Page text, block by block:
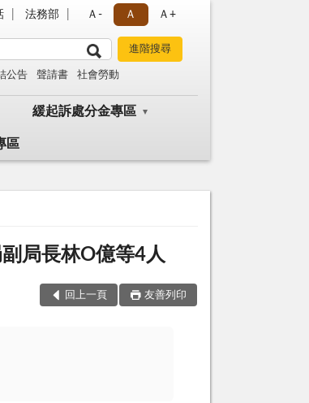
法務部 Ａ- Ａ Ａ+
公告 聲請書 社會勞動
緩起訴處分金專區
區
局長林O億等4人
回上一頁 友善列印